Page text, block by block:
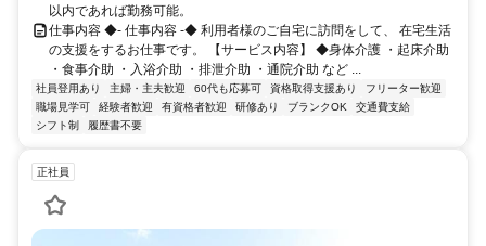
以内であれば勤務可能。
仕事内容 ◆- 仕事内容 -◆ 利用者様のご自宅に訪問をして、 在宅生活
の支援をするお仕事です。 【サービス内容】 ◆身体介護 ・起床介助
・食事介助 ・入浴介助 ・排泄介助 ・通院介助 など ...
社員登用あり 主婦・主夫歓迎 60代も応募可 資格取得支援あり
フリーター歓迎
職場見学可
経験者歓迎 有資格者歓迎 研修あり ブランクOK
交通費支給
シフト制
履歴書不要
正社員